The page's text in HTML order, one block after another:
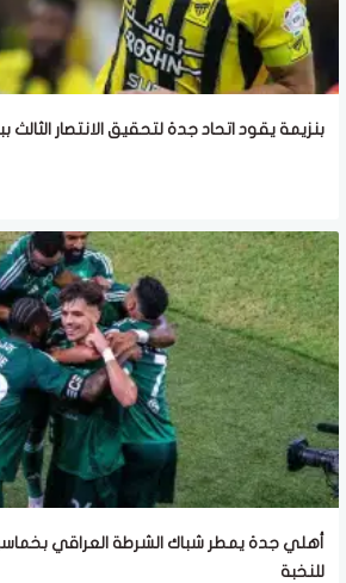
بنزيمة يقود اتحاد جدة لتحقيق الانتصار الثالث
أهلي جدة يمطر شباك الشرطة العراقي
للنخبة